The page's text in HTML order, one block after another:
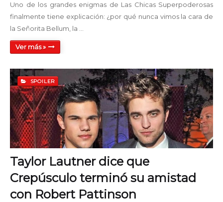
Uno de los grandes enigmas de Las Chicas Superpoderosas
finalmente tiene explicación: ¿por qué nunca vimos la cara de
la Señorita Bellum, la …
Ver más »
SPOILER
Taylor Lautner dice que
Crepúsculo terminó su amistad
con Robert Pattinson